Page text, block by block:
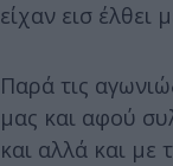
είχαν εισ έλθει
Παρά τις
μας και αφού
και αλλά και με